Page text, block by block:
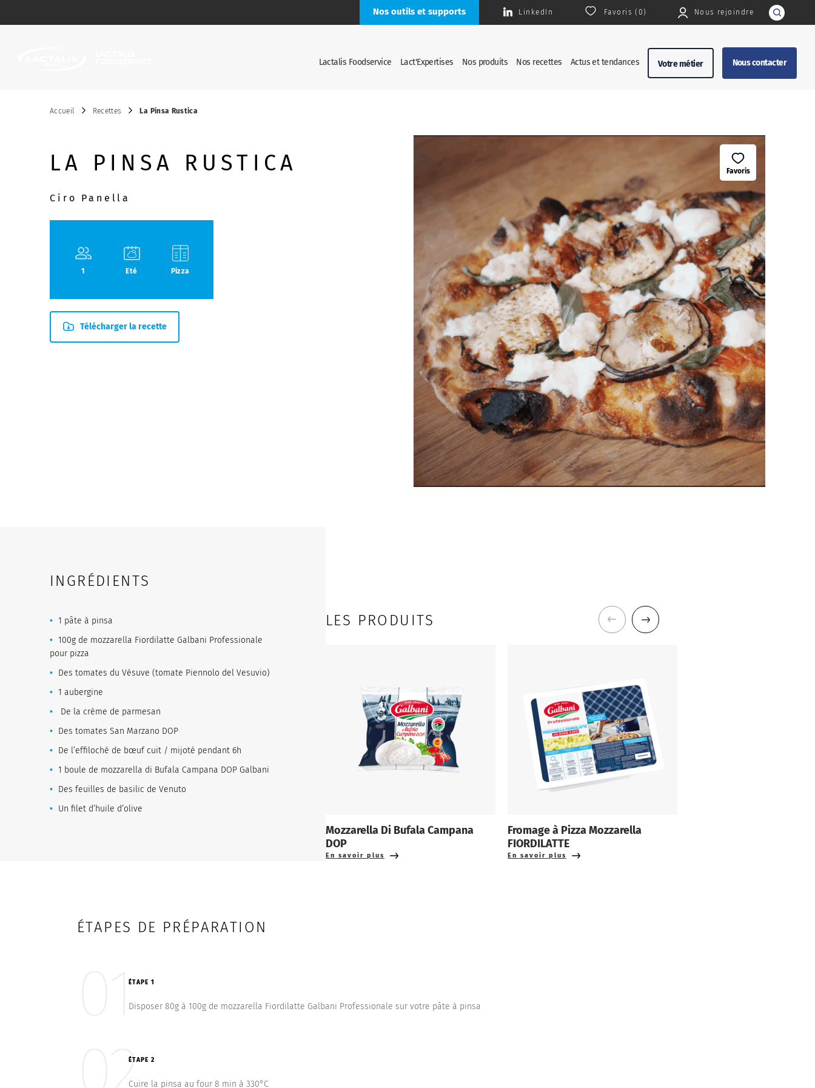
Nos outils et supports LinkedIn Favoris ( 0 ) Nous rejoindre
Lactalis Foodservice Lact'Expertises Nos produits Nos recettes Actus et tendances Votre métier Nous contacter
Accueil Recettes La Pinsa Rustica
LA PINSA RUSTICA
Ciro Panella
1 Eté Pizza
Télécharger la recette
Favoris
INGRÉDIENTS
1 pâte à pinsa
100g de mozzarella Fiordilatte Galbani Professionale
pour pizza
Des tomates du Vésuve (tomate Piennolo del Vesuvio)
1 aubergine
De la crème de parmesan
Des tomates San Marzano DOP
De l’effiloché de bœuf cuit / mijoté pendant 6h
1 boule de mozzarella di Bufala Campana DOP Galbani
Des feuilles de basilic de Venuto
Un filet d’huile d’olive
LES PRODUITS
Mozzarella Di Bufala Campana
DOP
En savoir plus
Fromage à Pizza Mozzarella
FIORDILATTE
En savoir plus
ÉTAPES DE PRÉPARATION
01ÉTAPE 1
Disposer 80g à 100g de mozzarella Fiordilatte Galbani Professionale sur votre pâte à pinsa
02ÉTAPE 2
Cuire la pinsa au four 8 min à 330°C